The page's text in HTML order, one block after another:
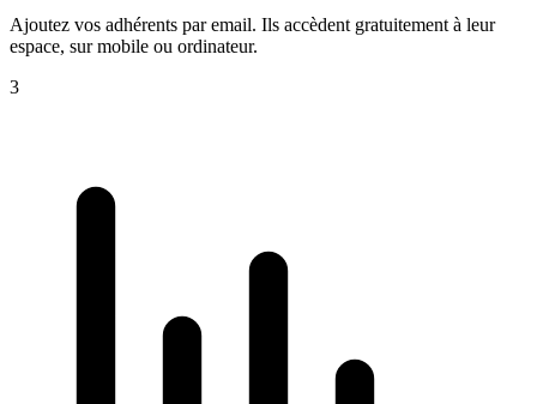
Ajoutez vos adhérents par email. Ils accèdent gratuitement à leur
espace, sur mobile ou ordinateur.
3